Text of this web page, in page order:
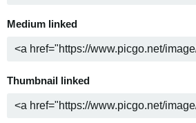
Medium linked
Thumbnail linked